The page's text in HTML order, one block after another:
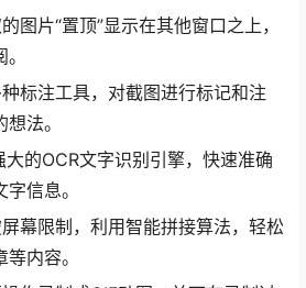
图片“置顶”显示在其他窗口之上，
标注工具，对截图进行标记和注
法。
大的OCR文字识别引擎，快速准确
信息。
幕限制，利用智能拼接算法，轻松
内容。